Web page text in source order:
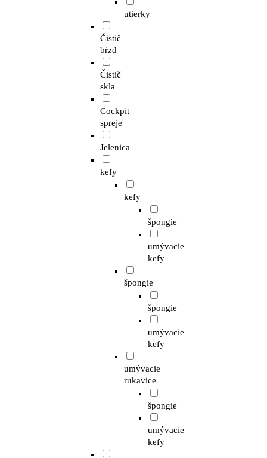
utierky
Čistič
bŕzd
Čistič
skla
Cockpit
spreje
Jelenica
kefy
kefy
špongie
umývacie
kefy
špongie
špongie
umývacie
kefy
umývacie
rukavice
špongie
umývacie
kefy